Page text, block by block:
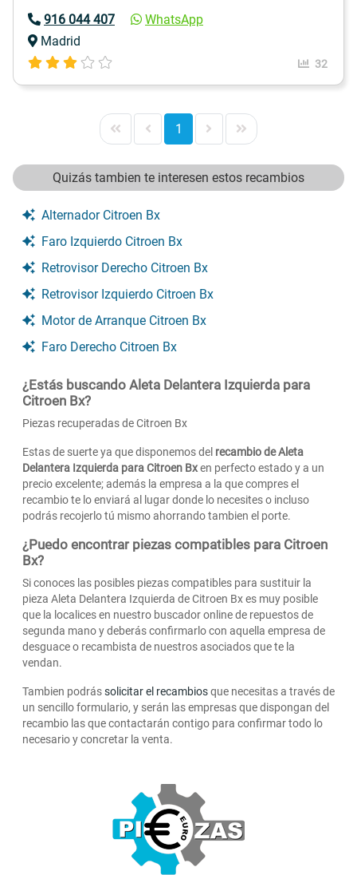
916 044 407
WhatsApp
Madrid
32
1
Quizás tambien te interesen estos recambios
Alternador Citroen Bx
Faro Izquierdo Citroen Bx
Retrovisor Derecho Citroen Bx
Retrovisor Izquierdo Citroen Bx
Motor de Arranque Citroen Bx
Faro Derecho Citroen Bx
¿Estás buscando Aleta Delantera Izquierda para
Citroen Bx?
Piezas recuperadas de Citroen Bx
Estas de suerte ya que disponemos del recambio de Aleta
Delantera Izquierda para Citroen Bxen perfecto estado y a un
precio excelente; además la empresa a la que compres el
recambio te lo enviará al lugar donde lo necesites o incluso
podrás recojerlo tú mismo ahorrando tambien el porte.
¿Puedo encontrar piezas compatibles para Citroen
Bx?
Si conoces las posibles piezas compatibles para sustituir la
pieza Aleta Delantera Izquierda de Citroen Bx es muy posible
que la localices en nuestro buscador online de repuestos de
segunda mano y deberás confirmarlo con aquella empresa de
desguace o recambista de nuestros asociados que te la
vendan.
Tambien podrássolicitar el recambiosque necesitas a través de
un sencillo formulario, y serán las empresas que dispongan del
recambio las que contactarán contigo para confirmar todo lo
necesario y concretar la venta.